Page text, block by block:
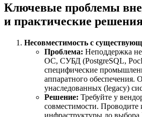
Ключевые проблемы
и практические
Несовместимость с
Проблема: Неподдержка
ОС, СУБД (PostgreSQL,
специфические
аппаратного обеспечения.
унаследованных (legacy)
Решение: Требуйте у
совместимости.
инфраструктуры до